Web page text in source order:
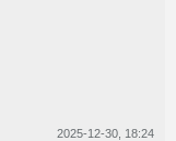
2025-12-30, 18:24